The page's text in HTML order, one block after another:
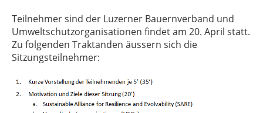
Teilnehmer sind der Luzerner Bauernverband und
Umweltschutzorganisationen findet am 20. April statt.
Zu folgenden Traktanden äussern sich die
Sitzungsteilnehmer: